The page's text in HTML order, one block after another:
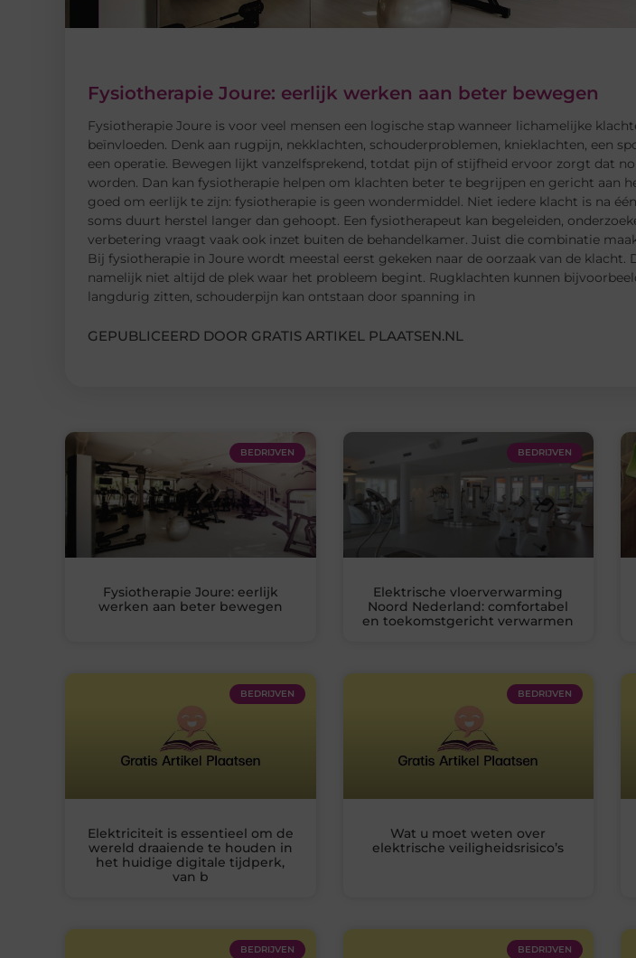
Fysiotherapie Joure: eerlijk werken aan beter bewegen
Fysiotherapie Joure is voor veel mensen een logische stap wanneer lichamelijke
beïnvloeden. Denk aan rugpijn, nekklachten, schouderproblemen, knieklachten, een
een operatie. Bewegen lijkt vanzelfsprekend, totdat pijn of stijfheid ervoor zorgt dat
worden. Dan kan fysiotherapie helpen om klachten beter te begrijpen en gericht aan
goed om eerlijk te zijn: fysiotherapie is geen wondermiddel. Niet iedere klacht is na
soms duurt herstel langer dan gehoopt. Een fysiotherapeut kan begeleiden,
verbetering vraagt vaak ook inzet buiten de behandelkamer. Juist die combinatie
Bij fysiotherapie in Joure wordt meestal eerst gekeken naar de oorzaak van de klacht.
namelijk niet altijd de plek waar het probleem begint. Rugklachten kunnen
langdurig zitten, schouderpijn kan ontstaan door spanning in
GEPUBLICEERD DOOR GRATIS ARTIKEL PLAATSEN.NL
BEDRIJVEN
Fysiotherapie Joure: eerlijk
werken aan beter bewegen
BEDRIJVEN
Elektrische vloerverwarming
Noord Nederland: comfortabel
en toekomstgericht verwarmen
BEDRIJVEN
Elektriciteit is essentieel om de
wereld draaiende te houden in
het huidige digitale tijdperk,
van b
BEDRIJVEN
Wat u moet weten over
elektrische veiligheidsrisico’s
BEDRIJVEN BEDRIJVEN